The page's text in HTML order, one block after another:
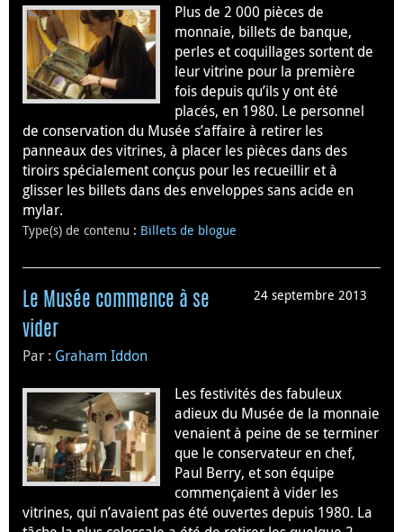
Plus de 2 000 pièces de
monnaie, billets de banque,
perles et coquillages sortent de
leur vitrine pour la première
fois depuis qu’ils y ont été
placés, en 1980. Le personnel
de conservation du Musée s’affaire à retirer les
panneaux des vitrines, à placer les pièces dans des
tiroirs spécialement conçus pour les recueillir et à
glisser les billets dans des enveloppes sans acide en
mylar.
Type(s) de contenu : Billets de blogue
24 septembre 2013
Le Musée commence à se
vider
Par : Graham Iddon
Les festivités des fabuleux
adieux du Musée de la monnaie
venaient à peine de se terminer
que le conservateur en chef,
Paul Berry, et son équipe
commençaient à vider les
vitrines, qui n’avaient pas été ouvertes depuis 1980. La